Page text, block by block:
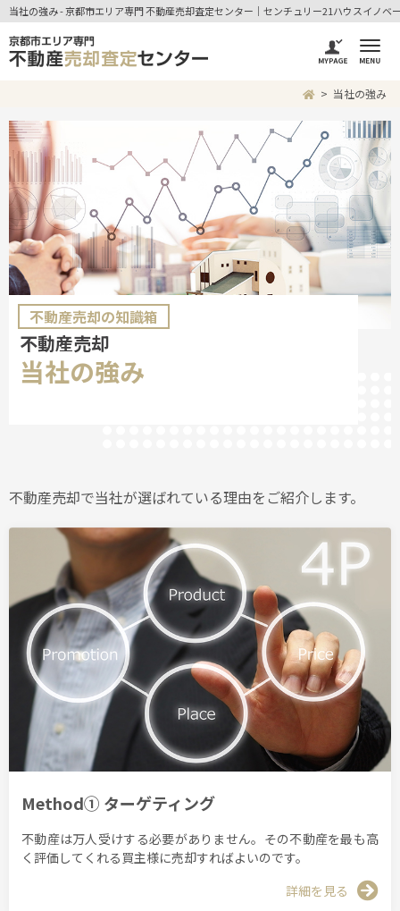
当社の強み - 京都市エリア専門 不動産売却査定センター｜センチュリー21ハウスイノベ
当社の強み
不動産売却の知識箱
不動産売却
当社の強み
不動産売却で当社が選ばれている理由をご紹介します。
Method① ターゲティング
不動産は万人受けする必要がありません。その不動産を最も高
く評価してくれる買主様に売却すればよいのです。
詳細を見る